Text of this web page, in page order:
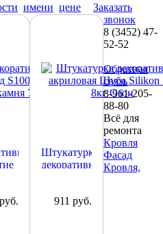
имени цене
с
Штукатурка
декоративная
Silikon 1.5
911 руб.
Заказать
звонок
8 (3452) 47-
52-52
Обратная
связь
8-961-205-
88-80
Всё для
ремонта
Кровля
Фасад
Кровля,